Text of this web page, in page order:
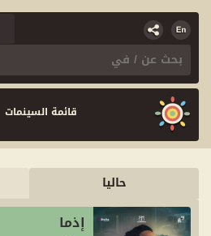
قائمة السينمات
حاليا
إذما